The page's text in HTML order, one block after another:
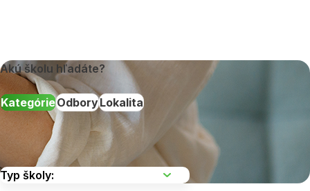
Akú školu hľadáte?
KategórieOdboryLokalita